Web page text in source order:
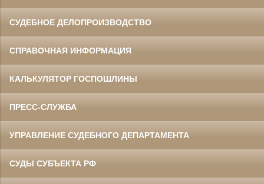
СУДЕБНОЕ ДЕЛОПРОИЗВОДСТВО
СПРАВОЧНАЯ ИНФОРМАЦИЯ
КАЛЬКУЛЯТОР ГОСПОШЛИНЫ
ПРЕСС-СЛУЖБА
УПРАВЛЕНИЕ СУДЕБНОГО ДЕПАРТАМЕНТА
СУДЫ СУБЪЕКТА РФ